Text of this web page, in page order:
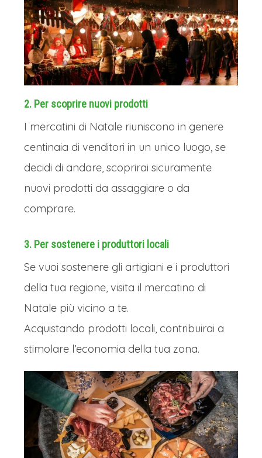
2. Per scoprire nuovi prodotti
I mercatini di Natale riuniscono in genere
centinaia di venditori in un unico luogo, se
decidi di andare, scoprirai sicuramente
nuovi prodotti da assaggiare o da
comprare.
3. Per sostenere i produttori locali
Se vuoi sostenere gli artigiani e i produttori
della tua regione, visita il mercatino di
Natale più vicino a te.
Acquistando prodotti locali, contribuirai a
stimolare l’economia della tua zona.